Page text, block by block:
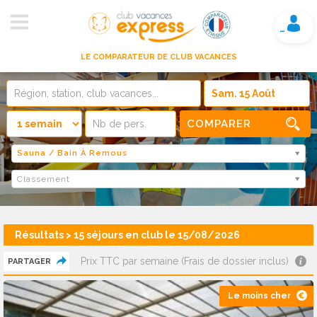
LE COMPARATEUR DE CLUB VACANCES
Mon compte
COMPARER
Sauna / Bain À Remous
Classement
Résultats > 15 séjours en club le 15/08/2026
PARTAGER Prix TTC par semaine (Frais de dossier inclus)
Le moins cher